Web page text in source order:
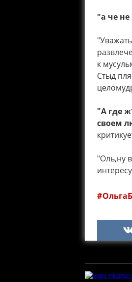
"а че не
к
Стыд
"А где
своем
"Оль,ну